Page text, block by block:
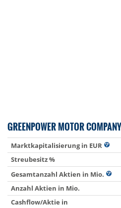
GREENPOWER MOTOR
Marktkapitalisierung in EUR
Streubesitz %
Gesamtanzahl Aktien in Mio.
Anzahl Aktien in Mio.
Cashflow/Aktie in